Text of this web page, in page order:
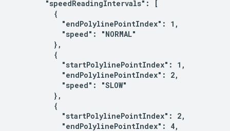
        "speedReadingIntervals": [
          {
            "endPolylinePointIndex": 1,
            "speed": "NORMAL"
          },
          {
            "startPolylinePointIndex": 1,
            "endPolylinePointIndex": 2,
            "speed": "SLOW"
          },
          {
            "startPolylinePointIndex": 2,
            "endPolylinePointIndex": 4,